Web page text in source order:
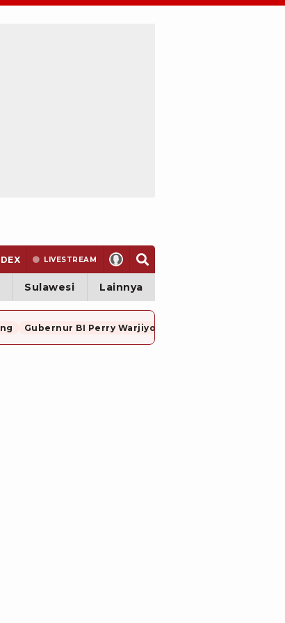
LIVESTREAM
Sulawesi Lainnya
Gubernur BI Perry Warjiyo Mundur